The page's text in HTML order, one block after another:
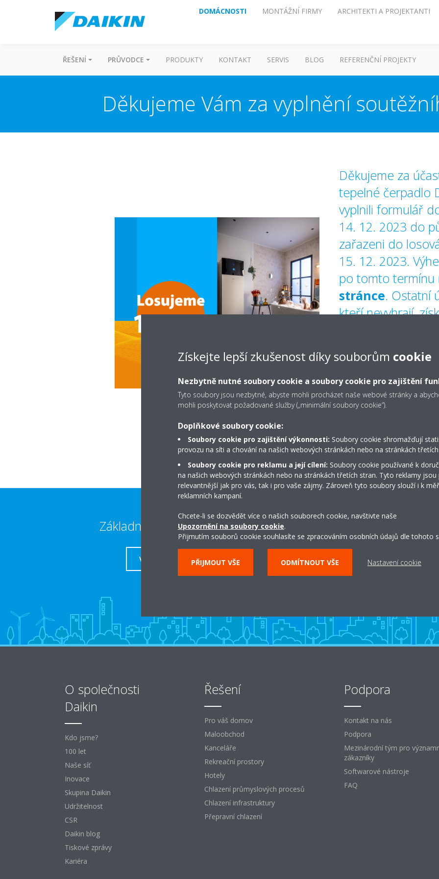
DOMÁCNOSTI MONTÁŽNÍ FIRMY ARCHITEKTI A PROJEKTANTI
ŘEŠENÍ PRŮVODCE PRODUKTY KONTAKT SERVIS BLOG REFERENČNÍ PROJEKTY
Děkujeme Vám za vyplnění
Děkujeme za
tepelné čerpadlo
vyplnili formulář
14. 12. 2023 do
zařazeni do
15. 12. 2023.
po tomto termínu
stránce. Ostatní
kteří nevyhrají,
čerpadla Daikin u
autorizovaných
Kód na slevu
jste uvedli při
Přejeme vám
Základní kontakty
VÍCE
Prohlédněte si náš virtuální
showroom
CHCI SI PROHLÉDNOUT ŘEŠENÍ DAIKIN
O společnosti
Daikin
Kdo jsme?
100 let
Naše síť
Inovace
Skupina Daikin
Udržitelnost
CSR
Daikin blog
Tiskové zprávy
Kariéra
Řešení
Pro váš domov
Maloobchod
Kanceláře
Rekreační prostory
Hotely
Chlazení průmyslových procesů
Chlazení infrastruktury
Přepravní chlazení
Podpora
Kontakt na nás
Podpora
Mezinárodní tým pro
zákazníky
Softwarové nástroje
FAQ
Získejte lepší zkušenost díky souborům cookie
Nezbytně nutné soubory cookie a soubory cookie pro zajištění
Tyto soubory jsou nezbytné, abyste mohli procházet naše webové stránky a
mohli poskytovat požadované služby („minimální soubory cookie“).
Doplňkové soubory cookie:
Soubory cookie pro zajištění výkonnosti: Soubory cookie shromažďují
provozu na síti a chování na našich webových stránkách nebo na stránkách
Soubory cookie pro reklamu a její cílení: Soubory cookie používané k
na našich webových stránkách nebo na stránkách třetích stran. Tyto reklamy jsou
relevantnější jak pro vás, tak i pro vaše zájmy. Zároveň tyto soubory slouží i k
reklamních kampaní.
Chcete-li se dozvědět více o našich souborech cookie, navštivte naše
Upozornění na soubory cookie.
Přijmutím souborů cookie souhlasíte se zpracováním osobních údajů dle tohoto
PŘIJMOUT VŠE ODMÍTNOUT VŠE Nastavení cookie